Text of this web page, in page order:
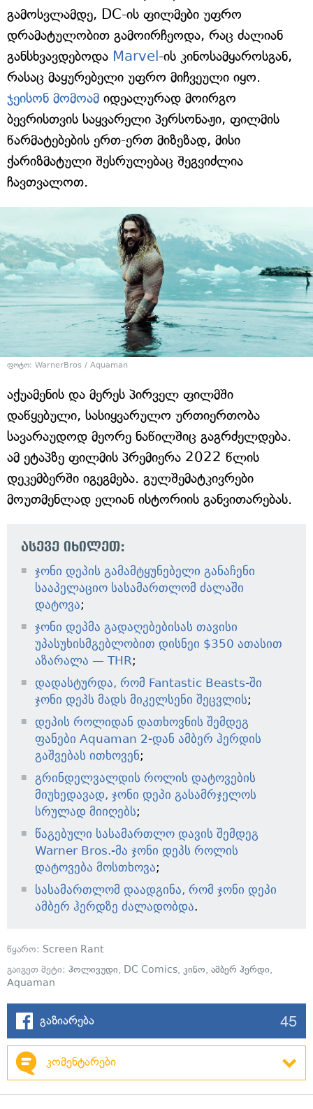
გამოსვლამდე, DC-ის ფილმები უფრო
დრამატულობით გამოირჩეოდა, რაც ძალიან
განსხვავდებოდა Marvel -ის კინოსამყაროსგან,
რასაც მაყურებელი უფრო მიჩვეული იყო.
ჯეისონ მომოამ იდეალურად მოირგო
ბევრისთვის საყვარელი პერსონაჟი, ფილმის
წარმატებების ერთ-ერთ მიზეზად, მისი
ქარიზმატული შესრულებაც შეგვიძლია
ჩავთვალოთ.
ფოტო: WarnerBros / Aquaman
აქუამენის და მერეს პირველ ფილმში
დაწყებული, სასიყვარულო ურთიერთობა
სავარაუდოდ მეორე ნაწილშიც გაგრძელდება.
ამ ეტაპზე ფილმის პრემიერა 2022 წლის
დეკემბერში იგეგმება. გულშემატკივრები
მოუთმენლად ელიან ისტორიის განვითარებას.
ასევე იხილეთ:
ჯონი დეპის გამამტყუნებელი განაჩენი
სააპელაციო სასამართლომ ძალაში
დატოვა;
ჯონი დეპმა გადაღებებისას თავისი
უპასუხისმგებლობით დისნეი $350 ათასით
აზარალა — THR;
დადასტურდა, რომ Fantastic Beasts-ში
ჯონი დეპს მადს მიკელსენი შეცვლის;
დეპის როლიდან დათხოვნის შემდეგ
ფანები Aquaman 2-დან ამბერ ჰერდის
გაშვებას ითხოვენ;
გრინდელვალდის როლის დატოვების
მიუხედავად, ჯონი დეპი გასამრჯელოს
სრულად მიიღებს;
წაგებული სასამართლო დავის შემდეგ
Warner Bros.-მა ჯონი დეპს როლის
დატოვება მოსთხოვა;
სასამართლომ დაადგინა, რომ ჯონი დეპი
ამბერ ჰერდზე ძალადობდა.
წყარო: Screen Rant
გაიგეთ მეტი: ჰოლივუდი, DC Comics, კინო, ამბერ ჰერდი,
Aquaman
გაზიარება 45
კომენტარები